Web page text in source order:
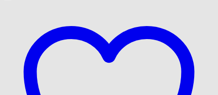
Mulighederne
varesiden